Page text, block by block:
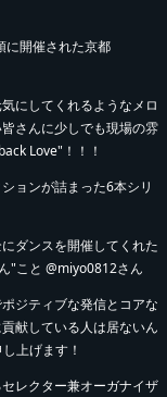
に開催された京都
にしてくれるようなメロ
さんに少しでも現場の雰
Love"！！！
ョンが詰まった6本シリ
ダンスを開催してくれた
"こと @miyo0812さん
ジティブな発信とコアな
献している人は居ないん
上げます！
レクター兼オーガナイザ